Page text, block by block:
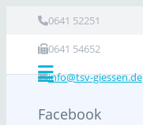
0641 52251
0641 54652
info@tsv-giessen.de
Facebook